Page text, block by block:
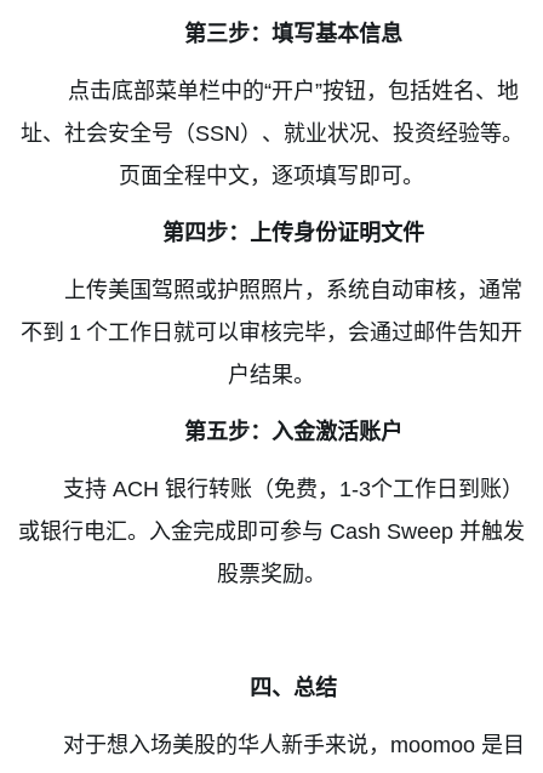
第三步：填写基本信息
点击底部菜单栏中的“开户”按钮，包括姓名、地
址、社会安全号（SSN）、就业状况、投资经验等。
页面全程中文，逐项填写即可。
第四步：上传身份证明文件
上传美国驾照或护照照片，系统自动审核，通常
不到 1 个工作日就可以审核完毕，会通过邮件告知开
户结果。
第五步：入金激活账户
支持 ACH 银行转账（免费， 1-3个工作日到账）
或银行电汇。入金完成即可参与 Cash Sweep 并触发
股票奖励。
四、总结
对于想入场美股的华人新手来说， moomoo 是目